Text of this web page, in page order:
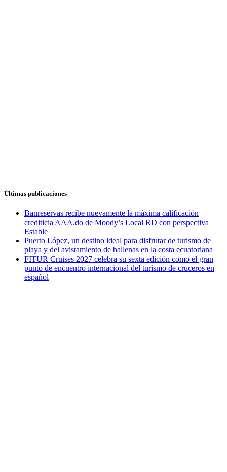
Últimas publicaciones
Banreservas recibe nuevamente la máxima calificación
crediticia AAA.do de Moody’s Local RD con perspectiva
Estable
Puerto López, un destino ideal para disfrutar de turismo de
playa y del avistamiento de ballenas en la costa ecuatoriana
FITUR Cruises 2027 celebra su sexta edición como el gran
punto de encuentro internacional del turismo de cruceros en
español